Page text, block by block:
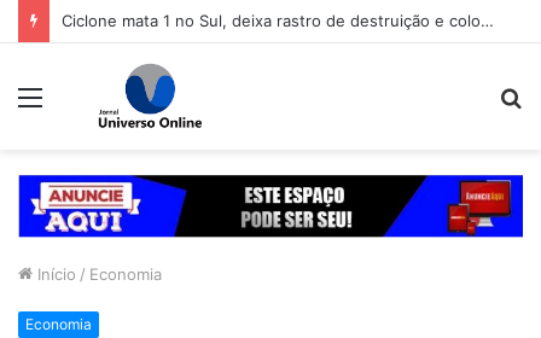
Ciclone mata 1 no Sul, deixa rastro de destruição e coloca 11 estados em alerta
Menu
Início / Economia
Economia